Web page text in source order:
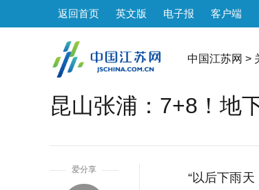
返回首页 英文版 电子报 客户端
中国江苏网 >
昆山张浦：7+8！地
爱分享
“以后下雨